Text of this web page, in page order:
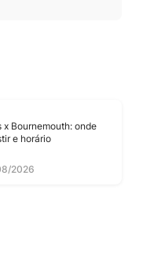
x Bournemouth: onde
e horário
2026